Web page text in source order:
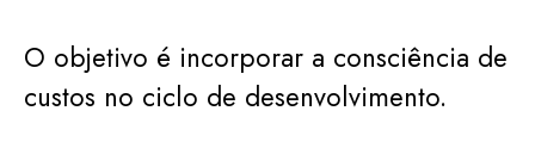
O objetivo é incorporar a consciência de
custos no ciclo de desenvolvimento.